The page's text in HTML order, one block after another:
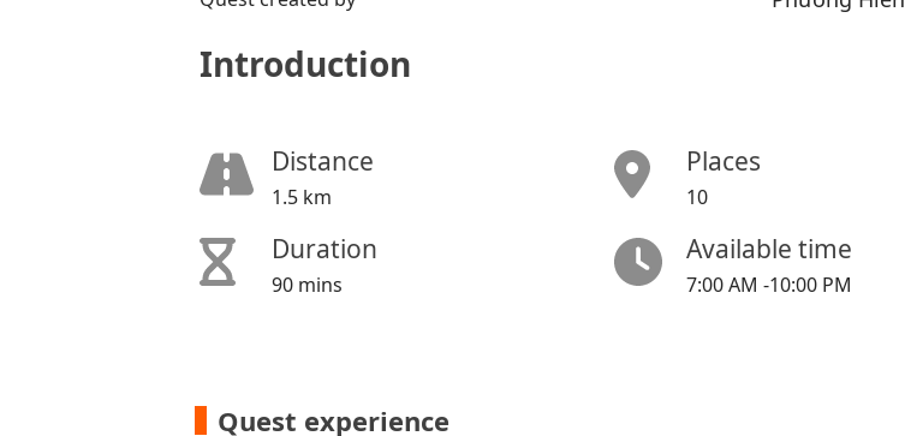
Introduction
Distance
1.5 km
Places
10
Duration
90 mins
Available time
7:00 AM -10:00 PM
Quest experience